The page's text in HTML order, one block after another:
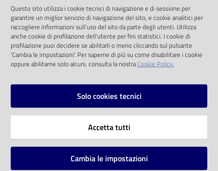
Eventi
Chiedi al
bibliotecario
Avvisi
solo alle condizioni previste dalla direttiva
comunitaria 2003/98/CE e dal d.lgs. 36/2006
SOCIAL
Instagram
Vai alla pagina
Questo sito utilizza i cookie tecnici di navigazione e di sessione per
garantire un miglior servizio di navigazione del sito, e cookie analitici per
raccogliere informazioni sull'uso del sito da parte degli utenti. Utilizza
anche cookie di profilazione dell'utente per fini statistici. I cookie di
profilazione puoi decidere se abilitarli o meno cliccando sul pulsante
'Cambia le impostazioni'. Per saperne di più su come disabilitare i cookie
oppure abilitarne solo alcuni, consulta la nostraCookie Policy.
Solo cookies tecnici
Accetta tutti
Cambia le impostazioni